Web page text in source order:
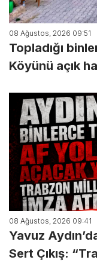
08 Ağustos, 2026 09:51
Topladığı
Köyünü açık
08 Ağustos, 2026 09:41
Yavuz
Sert Çıkış: